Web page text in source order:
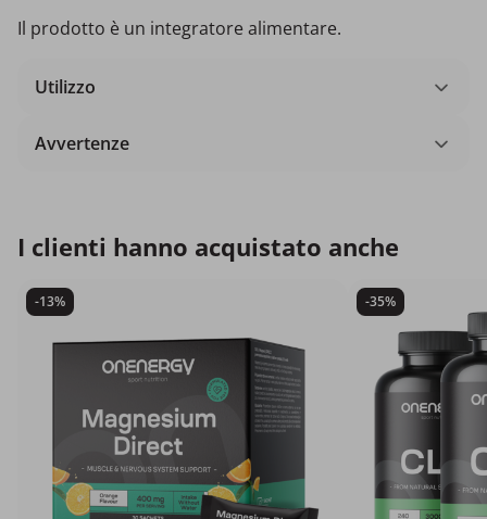
Il prodotto è un integratore alimentare.
Utilizzo
Avvertenze
I clienti hanno acquistato anche
-13% -35%